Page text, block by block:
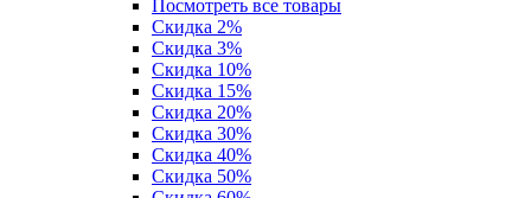
Посмотреть все товары
Скидка 2%
Скидка 3%
Скидка 10%
Скидка 15%
Скидка 20%
Скидка 30%
Скидка 40%
Скидка 50%